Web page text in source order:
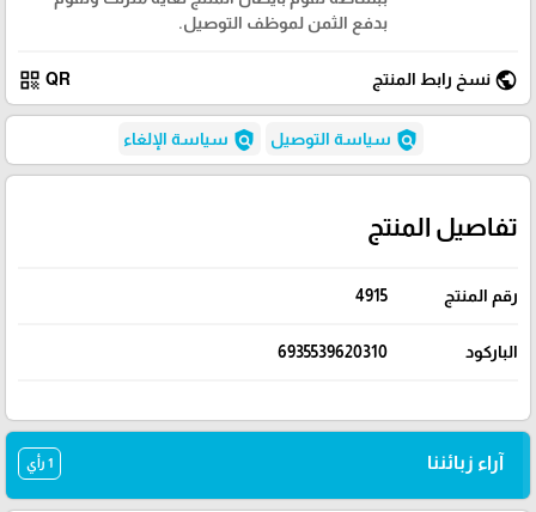
بدفع الثمن لموظف التوصيل.
public نسخ رابط المنتج QR
qr_code
policy سياسة التوصيل policy سياسة الإلغاء
تفاصيل المنتج
رقم المنتج 4915
الباركود 6935539620310
آراء زبائننا 1 رأي